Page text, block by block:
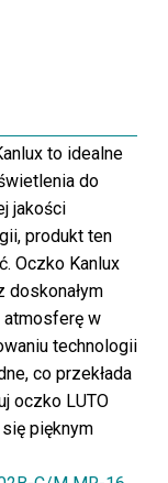
to idealne
do
jakości
produkt ten
Oczko Kanlux
doskonałym
w
technologii
co przekłada
oczko LUTO
pięknym